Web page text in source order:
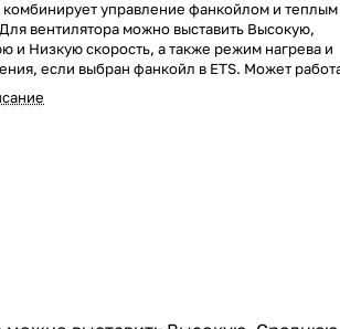
управление фанкойлом и теплым
вентилятора можно выставить Высокую,
и Низкую скорость, а также режим нагрева и
если выбран фанкойл в ETS. Может
теплого пола. Поддерживает 7 температурных